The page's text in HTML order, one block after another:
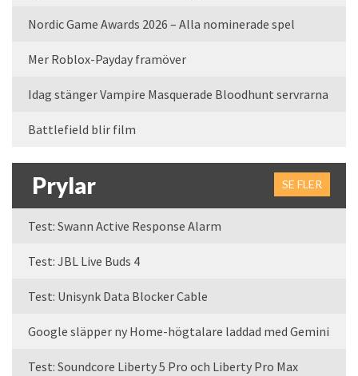
Nordic Game Awards 2026 – Alla nominerade spel
Mer Roblox-Payday framöver
Idag stänger Vampire Masquerade Bloodhunt servrarna
Battlefield blir film
Prylar SE FLER
Test: Swann Active Response Alarm
Test: JBL Live Buds 4
Test: Unisynk Data Blocker Cable
Google släpper ny Home-högtalare laddad med Gemini
Test: Soundcore Liberty 5 Pro och Liberty Pro Max